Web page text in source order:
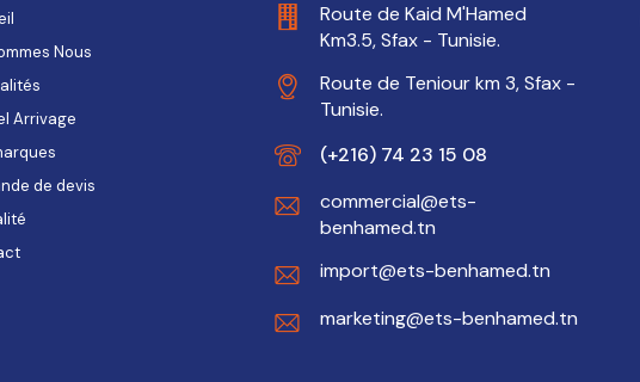
Nous
Arrivage
de devis
Route de Kaid M'Hamed
Km3.5, Sfax - Tunisie.
Route de Teniour km 3, Sfax -
Tunisie.
(+216) 74 23 15 08
commercial@ets-
benhamed.tn
import@ets-benhamed.tn
marketing@ets-benhamed.tn